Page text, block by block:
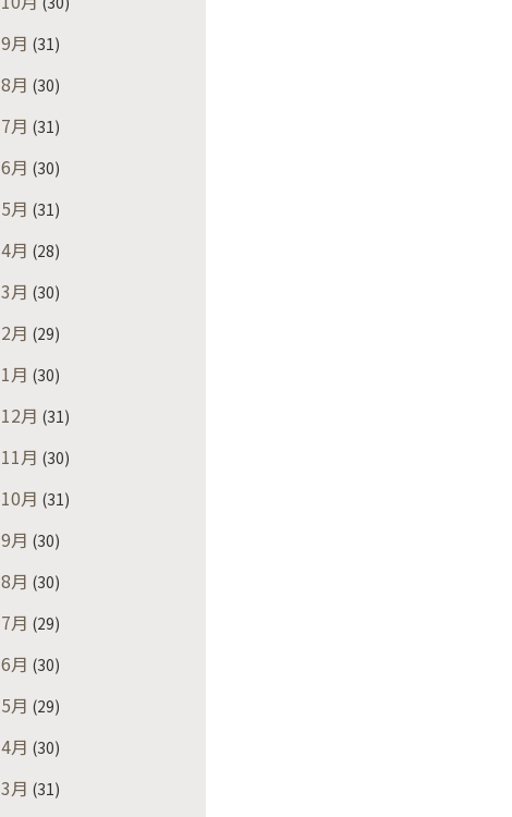
月 (31)
月 (30)
月 (31)
月 (30)
月 (31)
月 (28)
月 (30)
月 (29)
月 (30)
月 (31)
月 (30)
月 (31)
月 (30)
月 (30)
月 (29)
月 (30)
月 (29)
月 (30)
月 (31)